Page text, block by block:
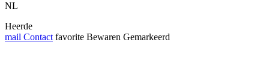
NL
Heerde
mail Contact favorite Bewaren Gemarkeerd